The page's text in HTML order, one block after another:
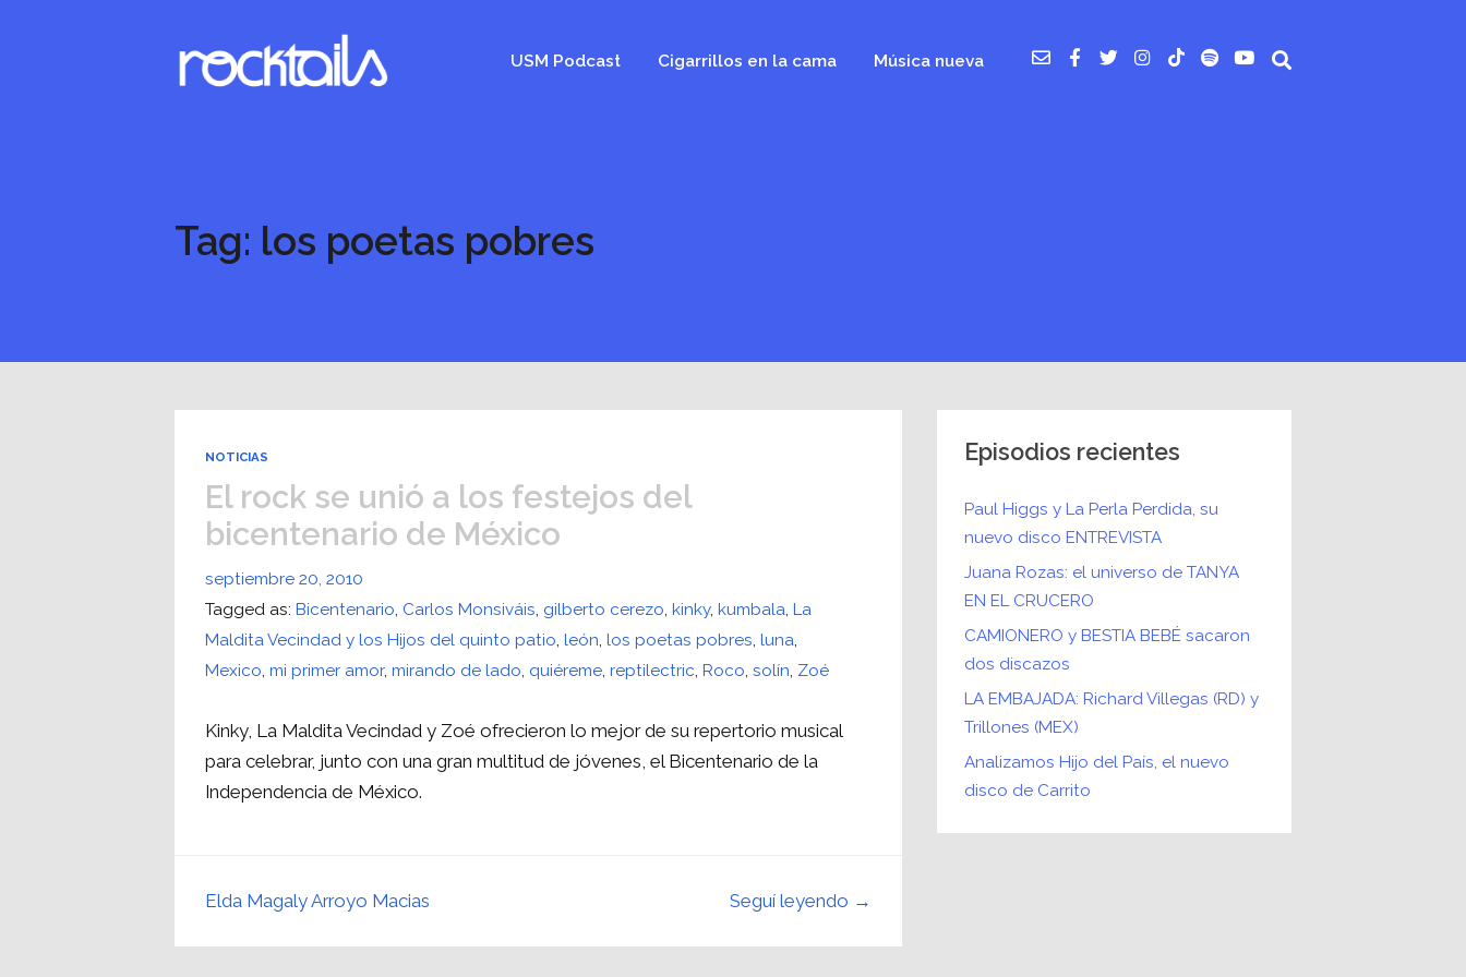
USM Podcast Cigarrillos en la cama Música nueva
Tag: los poetas pobres
NOTICIAS
El rock se unió a los festejos del
bicentenario de México
septiembre 20, 2010
Tagged as:Bicentenario, Carlos Monsiváis, gilberto cerezo,kinky,kumbala,La
Maldita Vecindad y los Hijos del quinto patio,león,los poetas pobres,luna,
Mexico,mi primer amor,mirando de lado, quiéreme,reptilectric,Roco,solín, Zoé
Kinky, La Maldita Vecindad y Zoé ofrecieron lo mejor de su repertorio musical
para celebrar, junto con una gran multitud de jóvenes, el Bicentenario de la
Independencia de México.
Seguí leyendo →
Elda Magaly Arroyo Macias
Episodios recientes
Paul Higgs y La Perla Perdida, su
nuevo disco ENTREVISTA
Juana Rozas: el universo de TANYA
EN EL CRUCERO
CAMIONERO y BESTIA BEBÉ sacaron
dos discazos
LA EMBAJADA: Richard Villegas (RD) y
Trillones (MEX)
Analizamos Hijo del País, el nuevo
disco de Carrito